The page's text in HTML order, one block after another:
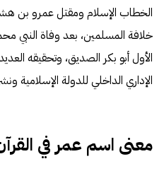
الخطاب الإسلام ومقتل عمرو بن
خلافة المسلمين، بعد وفاة النبي
الأول أبو بكر الصديق، وتحقيقه
الإداري الداخلي للدولة الإسلامية
معنى اسم عمر في